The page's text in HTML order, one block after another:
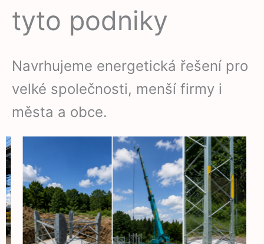
tyto podniky
Navrhujeme energetická řešení pro
velké společnosti, menší firmy i
města a obce.